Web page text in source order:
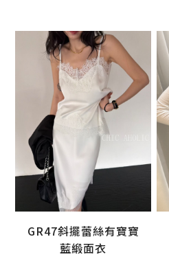
加入購物車
GR47斜擺蕾絲有寶寶
藍緞面衣